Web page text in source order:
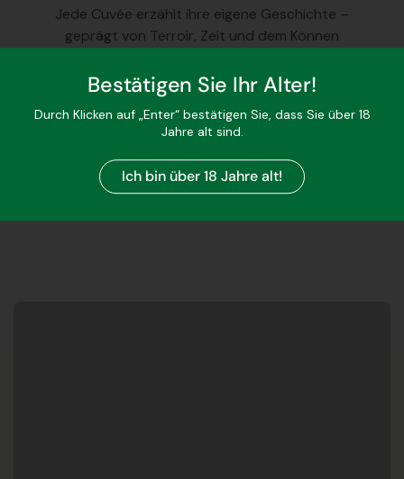
Jede Cuvée erzählt ihre eigene Geschichte –
geprägt von Terroir, Zeit und dem Können
Bestätigen Sie Ihr Alter!
Durch Klicken auf „Enter“ bestätigen Sie, dass Sie über 18
Jahre alt sind.
Ich bin über 18 Jahre alt!